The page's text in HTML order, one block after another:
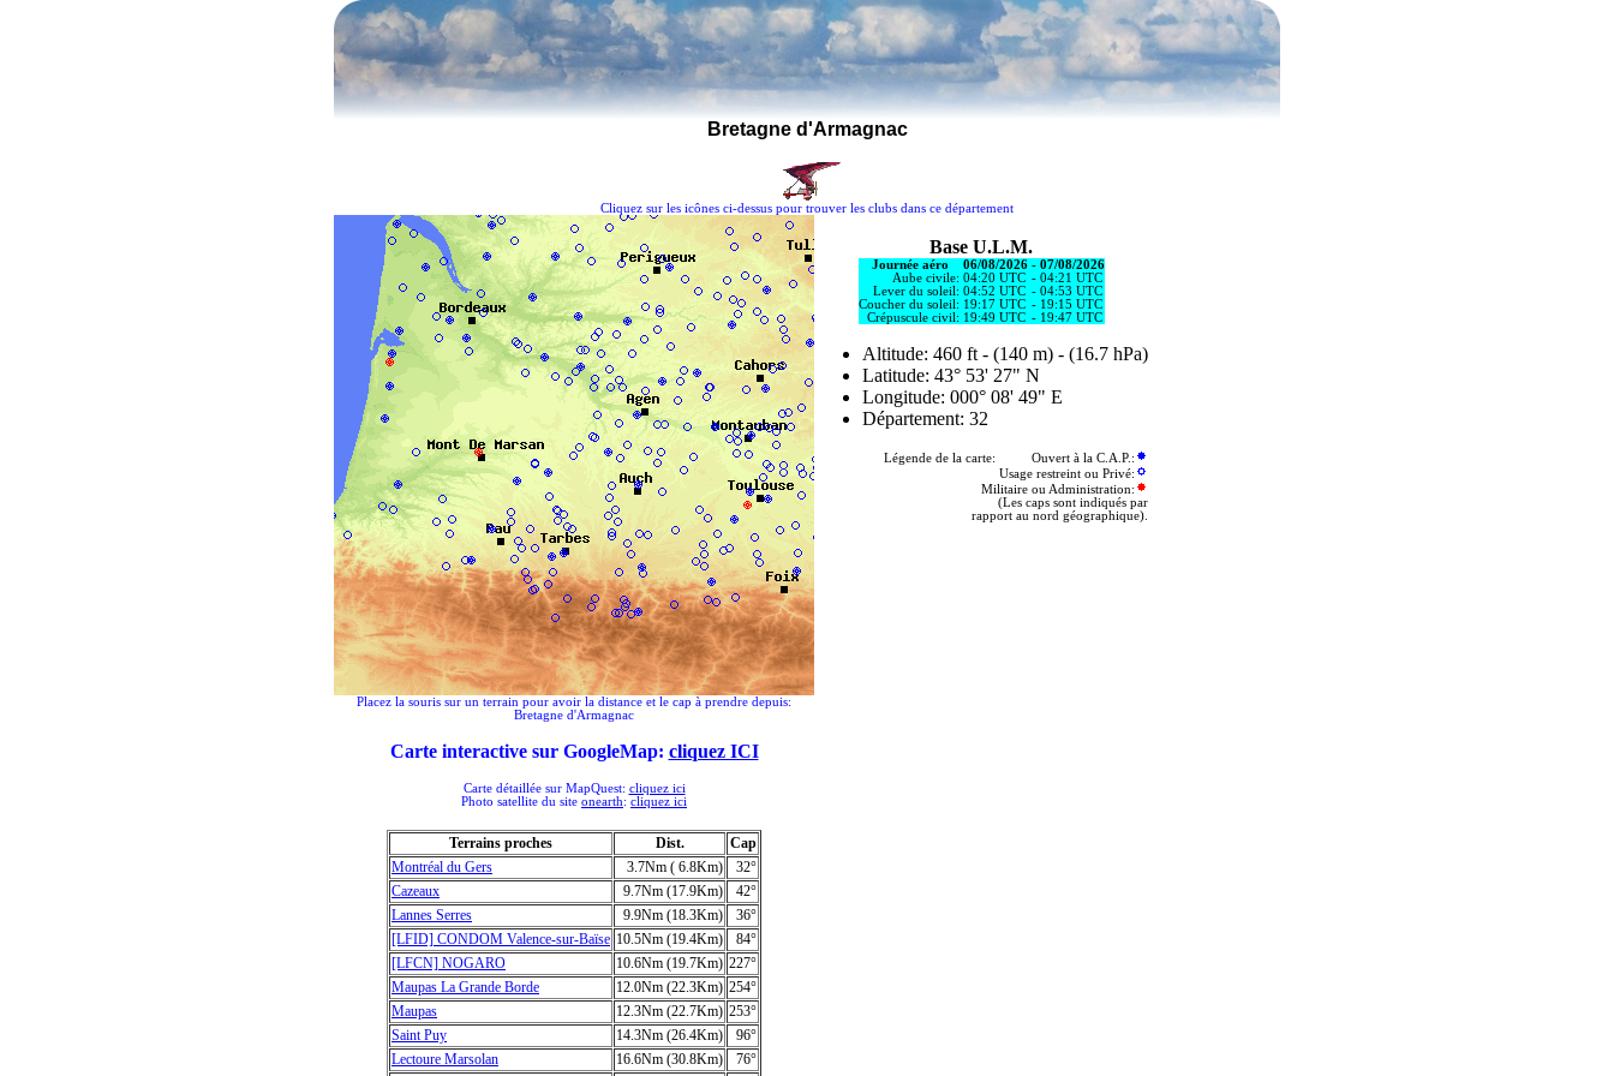
Bretagne d'Armagnac
Cliquez sur les icônes ci-dessus pour trouver les clubs dans ce département
Base U.L.M.
Journée aéro 06/08/2026- 07/08/2026
Aube civile: 04:20 UTC - 04:21 UTC
Lever du soleil: 04:52 UTC - 04:53 UTC
Coucher du soleil: 19:17 UTC - 19:15 UTC
Crépuscule civil: 19:49 UTC - 19:47 UTC
Altitude: 460 ft - (140 m) - (16.7 hPa)
Latitude: 43° 53' 27" N
Longitude: 000° 08' 49" E
Département: 32
Légende de la carte: Ouvert à la C.A.P.:
Usage restreint ou Privé:
Militaire ou Administration:
(Les caps sont indiqués par
rapport au nord géographique).
Placez la souris sur un terrain pour avoir la distance et le cap à prendre depuis:
Bretagne d'Armagnac
Carte interactive sur GoogleMap: cliquez ICI
Carte détaillée sur MapQuest: cliquez ici
Photo satellite du site onearth: cliquez ici
Terrains proches Dist.
Cap
Montréal du Gers
3.7Nm ( 6.8Km)
32°
Cazeaux
9.7Nm (17.9Km)
42°
Lannes Serres
9.9Nm (18.3Km)
36°
[LFID] CONDOM Valence-sur-Baïse 10.5Nm (19.4Km)
84°
[LFCN] NOGARO
10.6Nm (19.7Km) 227°
Maupas La Grande Borde
12.0Nm (22.3Km) 254°
Maupas
12.3Nm (22.7Km) 253°
Saint Puy
14.3Nm (26.4Km)
96°
Lectoure Marsolan
16.6Nm (30.8Km)
76°